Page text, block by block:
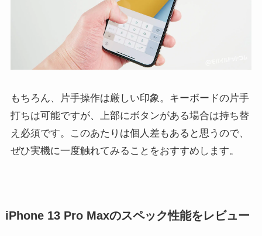
もちろん、片手操作は厳しい印象。キーボードの片手
打ちは可能ですが、上部にボタンがある場合は持ち替
え必須です。このあたりは個人差もあると思うので、
ぜひ実機に一度触れてみることをおすすめします。
iPhone 13 Pro Maxのスペック性能をレビュー